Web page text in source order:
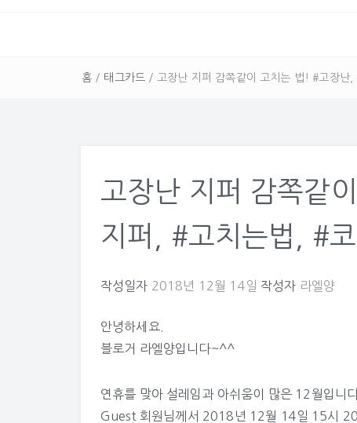
홈 / 태그카드 / 고장난 지퍼 감쪽같이 고치는 법! #고장
고장난 지퍼 감쪽같
지퍼, #고치는법, #
작성일자 2018년 12월 14일 작성자 라엘양
안녕하세요.
블로거 라엘양입니다~^^
연휴를 맞아 설레임과 아쉬움이 많은 12월입니
Guest 회원님께서 2018년 12월 14일 15시